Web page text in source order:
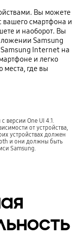
Вы можете
вашего смартфона и
и наоборот. Вы
Samsung
Internet на
и легко
места, где вы
версии One UI 4.1.
от устройства,
устройствах должен
и они должны быть
Samsung.